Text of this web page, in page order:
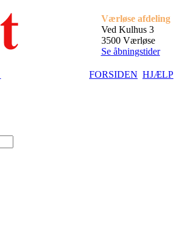
Værløse afdeling
Ved Kulhus 3
3500 Værløse
Se åbningstider
FORSIDEN HJÆLP